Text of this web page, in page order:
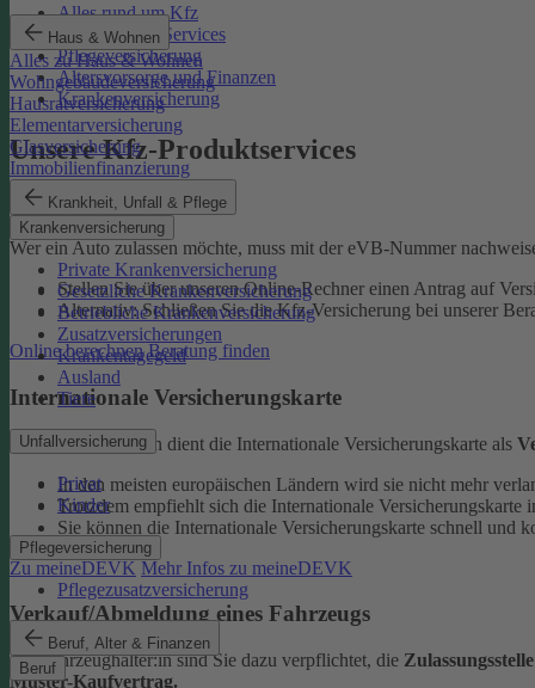
Haus & Wohnen
Alles zu Haus & Wohnen
Wohngebäudeversicherung
Hausratversicherung
Elementarversicherung
Glasversicherung
Immobilienfinanzierung
Krankheit, Unfall & Pflege
Krankenversicherung
Private Krankenversicherung
Gesetzliche Krankenversicherung
Betriebliche Krankenversicherung
Zusatzversicherungen
Krankentagegeld
Ausland
Tiere
Unfallversicherung
Privat
Kinder
Pflegeversicherung
Pflegezusatzversicherung
Beruf, Alter & Finanzen
Beruf
Alles rund um Kfz
Rechtsschutz-Services
Pflegeversicherung
Altersvorsorge und Finanzen
Krankenversicherung
Unsere Kfz-Produktservices
eVB-Nummer
Wer ein Auto zulassen möchte, muss mit der eVB-Nummer
Stellen Sie über unseren Online-Rechner einen Antrag auf
Alternativ: Schließen Sie die Kfz-​Versicherung bei unserer
Online berechnen Beratung finden
Internationale Versicherungskarte
Bei Auslandsfahrten dient die Internationale Versicherungskarte als
In den meisten europäischen Ländern wird sie nicht mehr
Trotzdem empfiehlt sich die Internationale
Sie können die Internationale Versicherungskarte schnell und
Zu meineDEVK Mehr Infos zu meineDEVK
Verkauf/Abmeldung eines Fahrzeugs
Als Fahrzeughalter:in sind Sie dazu verpflichtet, die
Muster-Kaufvertrag.